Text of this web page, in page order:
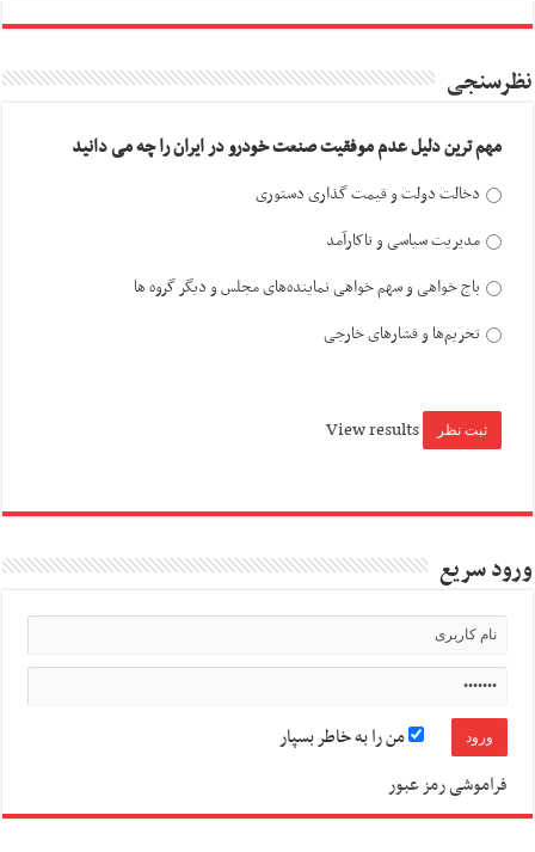
نظرسنجی
مهم ترین دلیل عدم موفقیت صنعت خودرو در ایران را چه می دانید
دخالت دولت و قیمت گذاری دستوری
مدیریت سیاسی و ناکارآمد
باج خواهی و سهم خواهی نماینده‌های مجلس و دیگر گروه ها
تحریم‌ها و فشارهای خارجی
View results
ورود سریع
من را به خاطر بسپار
فراموشی رمز عبور